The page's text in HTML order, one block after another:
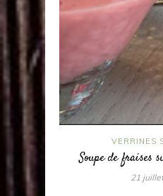
VERRINES
Soupe de fraises
21